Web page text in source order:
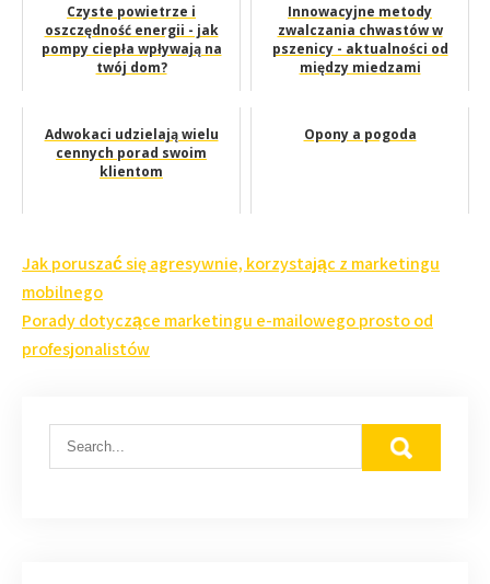
Czyste powietrze i
oszczędność energii - jak
pompy ciepła wpływają na
twój dom?
Innowacyjne metody
zwalczania chwastów w
pszenicy - aktualności od
między miedzami
Adwokaci udzielają wielu
cennych porad swoim
klientom
Opony a pogoda
Nawigacja
wpisu
Jak poruszać się agresywnie, korzystając z marketingu
mobilnego
Porady dotyczące marketingu e-mailowego prosto od
profesjonalistów